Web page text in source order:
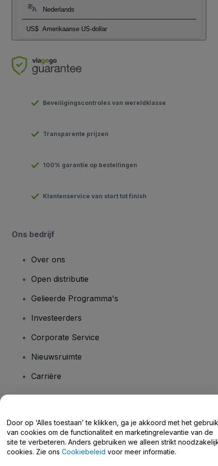
Nederlands
US$ Amerikaanse US-dollar
Beveiligingscontroles van wereldklasse
Transparente prijzen
100% garantie op bestellingen
Klantenservice van start tot finish
Ons bedrijf
Over ons
Open distributie
Gelieerde Programma's
Investeerders
Corporate Service
Nieuwsruimte
Carrière
Helpcentrum / Neem Contact Met Ons Op
Door op ‘Alles toestaan’ te klikken, ga je akkoord met het gebruik
van cookies om de functionaliteit en marketingrelevantie van de
site te verbeteren. Anders gebruiken we alleen strikt
cookies. Zie ons Cookiebeleid voor meer informatie.